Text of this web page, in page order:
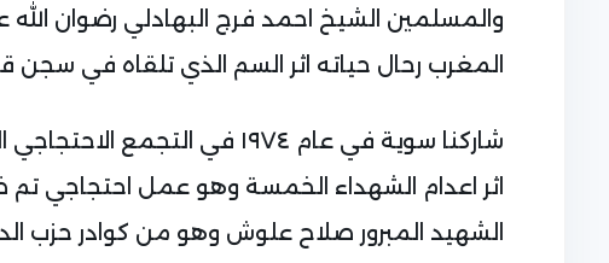
والمسلمين الشيخ احمد فرج البهادلي رضوان
المغرب رحال حياته اثر السم الذي تلقاه في سجن قصر
شاركنا سوية في عام ١٩٧٤ في
اثر اعدام الشهداء الخمسة وهو عمل احتجاجي تم
الشهيد المبرور صلاح علوش وهو من كوادر حزب